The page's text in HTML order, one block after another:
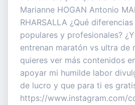
Marianne HOGAN Antonio
RHARSALLA ¿Qué
populares y profesionales?
entrenan maratón vs ultra de
quieres ver más contenidos
apoyar mi humilde labor
de lucro y que para ti es
https://www.instagram.com/